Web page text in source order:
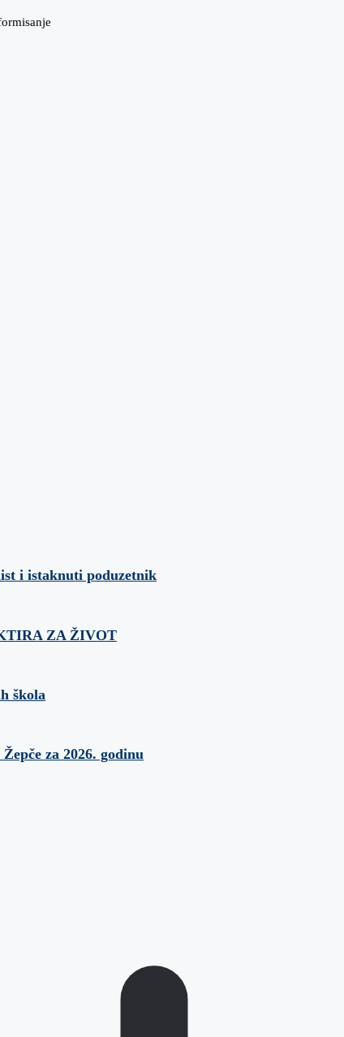
i istaknuti poduzetnik
ZA ŽIVOT
škola
za 2026. godinu